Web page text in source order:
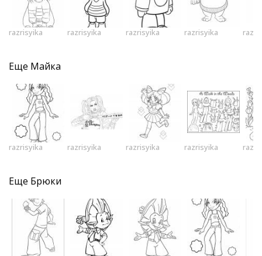
razrisyika razrisyika razrisyika razrisyika
Еще Майка
razrisyika razrisyika razrisyika razrisyika
Еще Брюки